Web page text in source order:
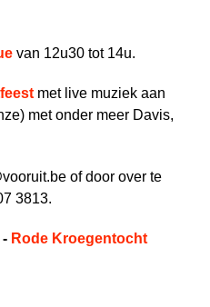
van 12u30 tot 14u.
met live muziek aan
met onder meer Davis,
of door over te
3813.
Rode Kroegentocht